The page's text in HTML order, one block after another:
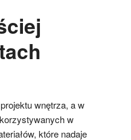
wnętrza, a w
w
które nadaje